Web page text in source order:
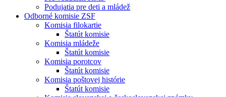
Podujatia pre deti a mládež
Odborné komisie ZSF
Komisia filokartie
Štatút komisie
Komisia mládeže
Štatút komisie
Komisia porotcov
Štatút komisie
Komisia poštovej histórie
Štatút komisie